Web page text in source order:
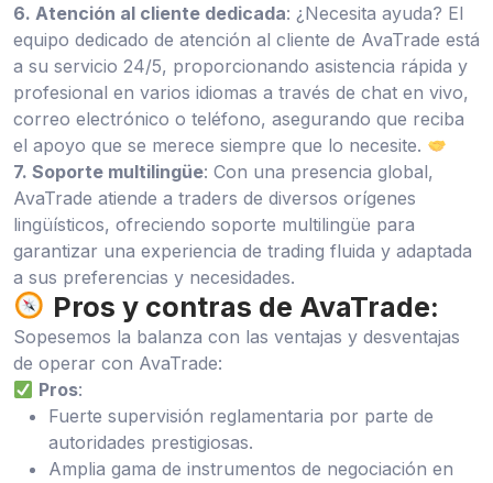
6. Atención al cliente dedicada: ¿Necesita ayuda? El
equipo dedicado de atención al cliente de AvaTrade está
a su servicio 24/5, proporcionando asistencia rápida y
profesional en varios idiomas a través de chat en vivo,
correo electrónico o teléfono, asegurando que reciba
el apoyo que se merece siempre que lo necesite.
7. Soporte multilingüe: Con una presencia global,
AvaTrade atiende a traders de diversos orígenes
lingüísticos, ofreciendo soporte multilingüe para
garantizar una experiencia de trading fluida y adaptada
a sus preferencias y necesidades.
Pros y contras de AvaTrade:
Sopesemos la balanza con las ventajas y desventajas
de operar con AvaTrade:
Pros:
Fuerte supervisión reglamentaria por parte de
autoridades prestigiosas.
Amplia gama de instrumentos de negociación en